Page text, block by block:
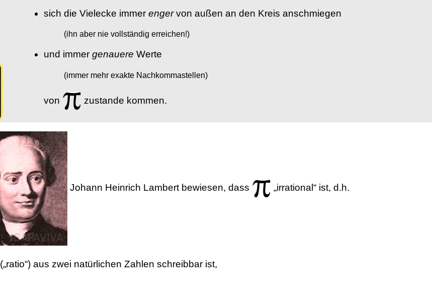
sich die Vielecke immer engervon außen an den Kreis anschmiegen
(ihn aber nie vollständig erreichen!)
und immer genauere Werte
(immer mehr exakte Nachkommastellen)
von zustande kommen.
Johann Heinrich Lambert bewiesen, dass „irrational“ ist, d.h.
(„ratio“) aus zwei natürlichen Zahlen schreibbar ist,